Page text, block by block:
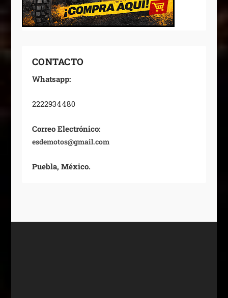
CONTACTO
Whatsapp:
2222934480
Correo Electrónico:
esdemotos@gmail.com
Puebla, México.